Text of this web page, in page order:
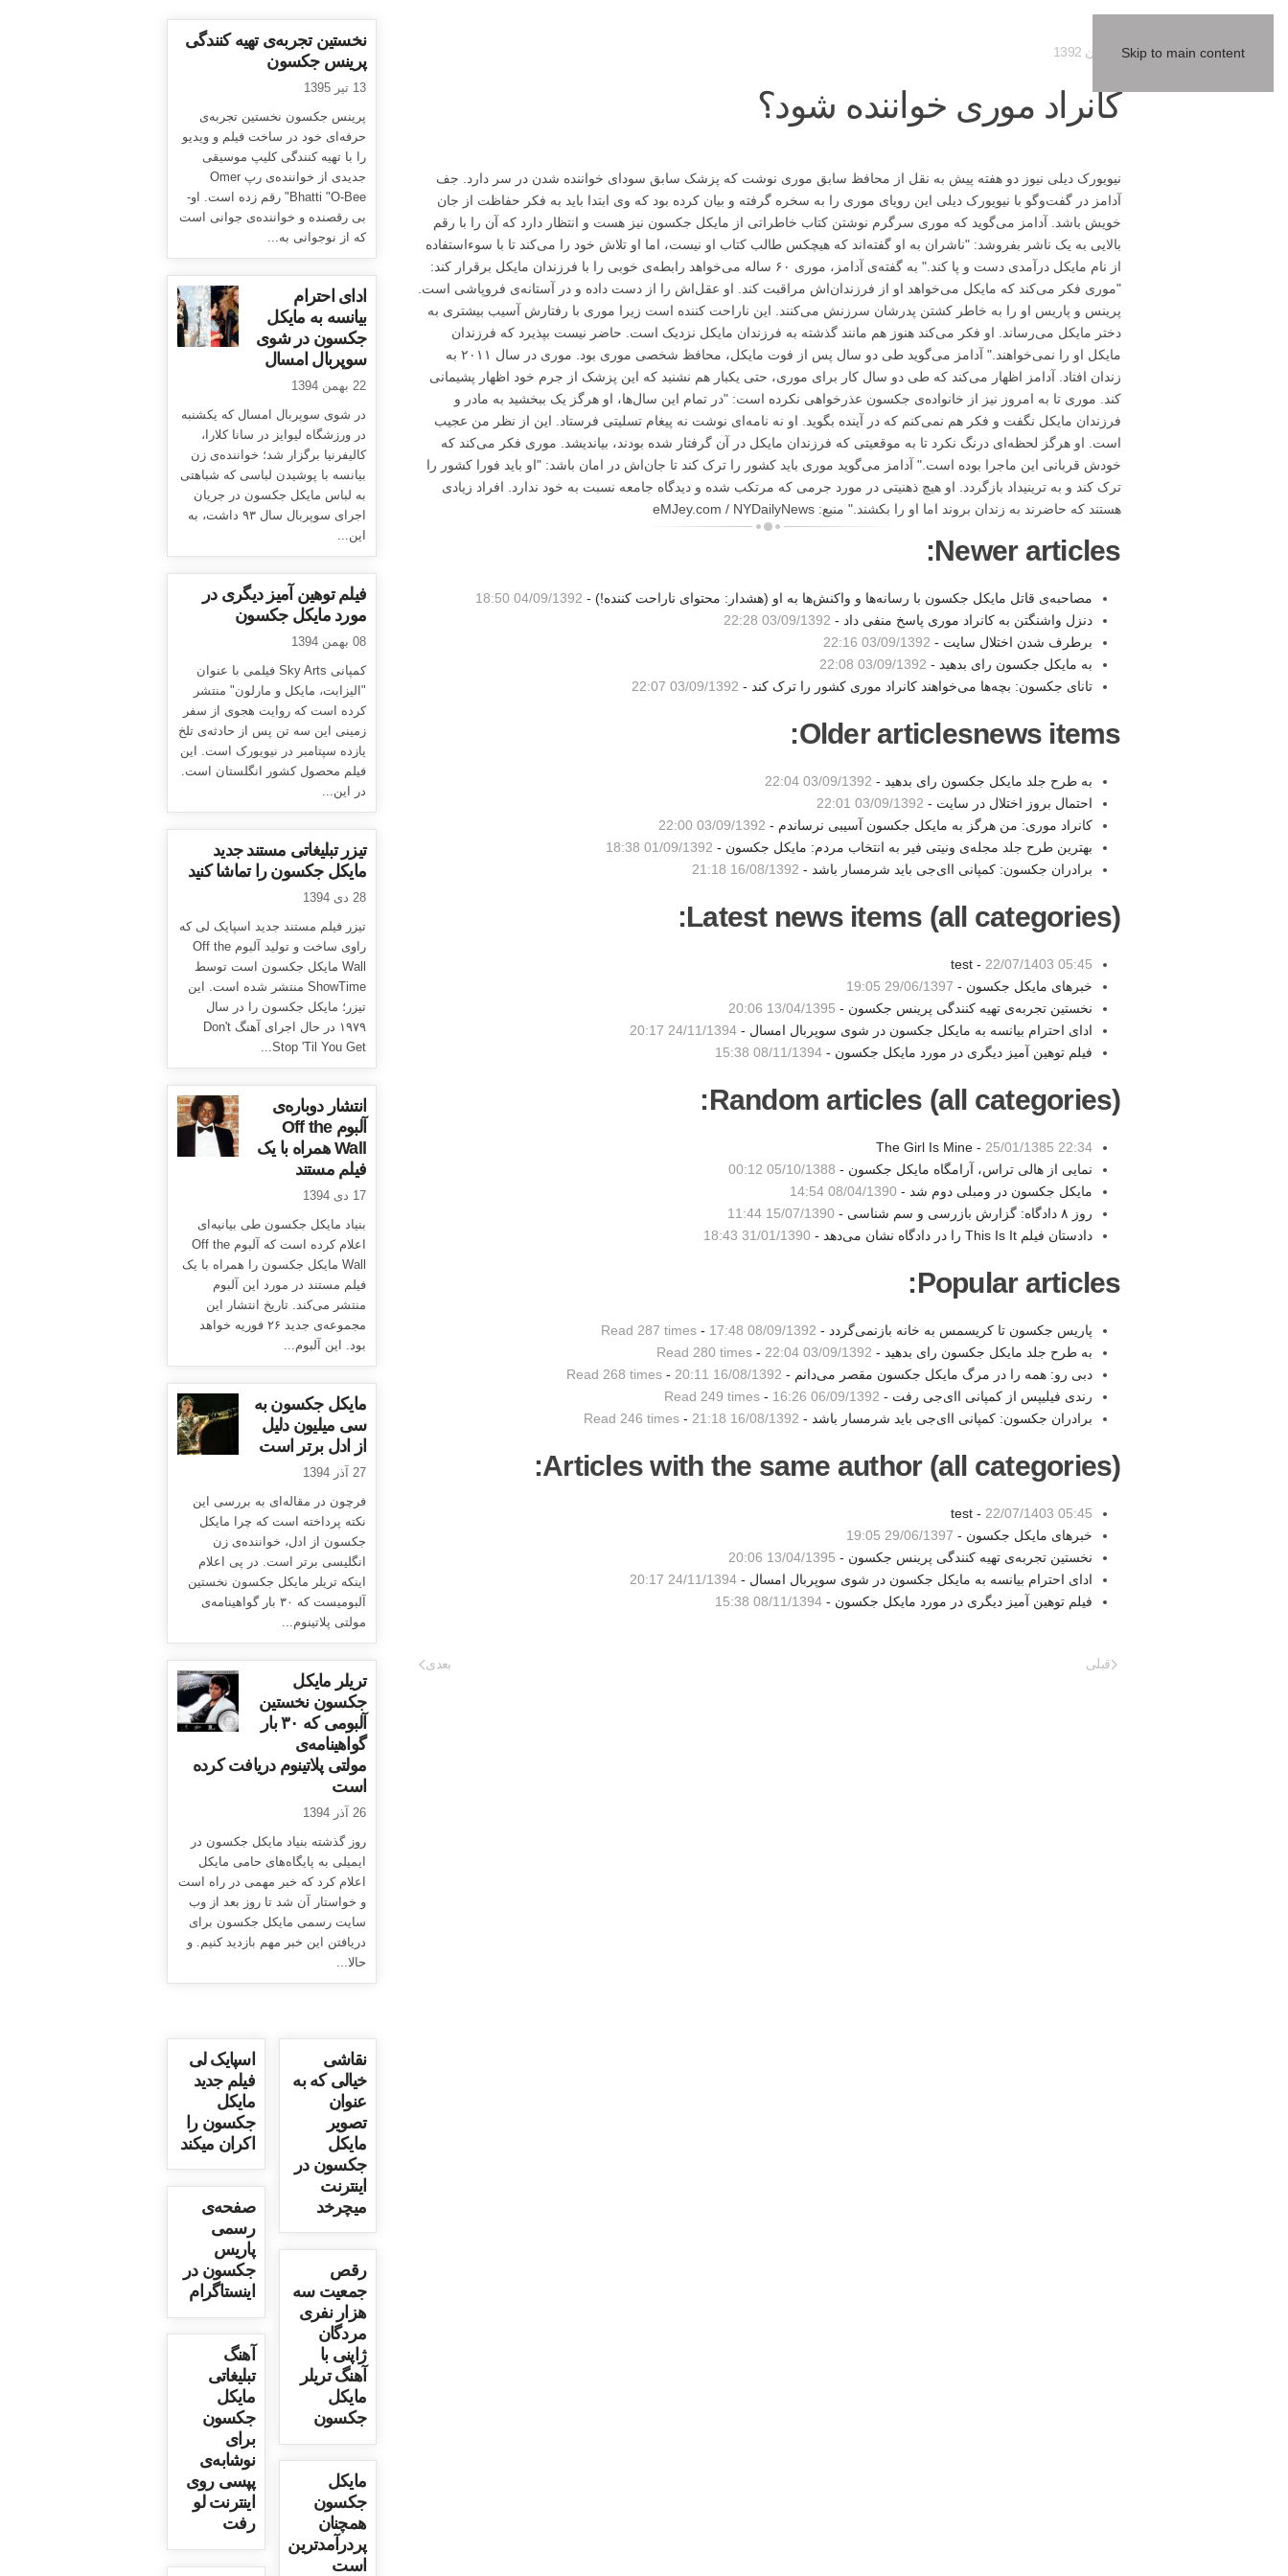
Skip to main content
کانراد موری خواننده شود؟
نیویورک دیلی نیوز دو هفته پیش به نقل از محافظ سابق موری نوشت که پزشک سابق سودای خواننده شدن در سر دارد. جف
آدامز در گفت‌و‌گو با نیویورک دیلی این رویای موری را به سخره گرفته و بیان کرده بود که وی ابتدا باید به فکر حفاظت از جان
خویش باشد. آدامز می‌گوید که موری سرگرم نوشتن کتاب خاطراتی از مایکل جکسون نیز هست و انتظار دارد که آن را با رقم
بالایی به یک ناشر بفروشد: "ناشران به او گفته‌اند که هیچکس طالب کتاب او نیست، اما او تلاش خود را می‌کند تا با سوءاستفاده
از نام مایکل درآمدی دست و پا کند." به گفته‌ی آدامز، موری ۶۰ ساله می‌خواهد رابطه‌ی خوبی را با فرزندان مایکل برقرار کند:
"موری فکر می‌کند که مایکل می‌خواهد او از فرزندان‌اش مراقبت کند. او عقل‌اش را از دست داده و در آستانه‌ی فروپاشی است.
پرینس و پاریس او را به خاطر کشتن پدرشان سرزنش می‌کنند. این ناراحت کننده است زیرا موری با رفتارش آسیب بیشتری به
دختر مایکل می‌رساند. او فکر می‌کند هنوز هم مانند گذشته به فرزندان مایکل نزدیک است. حاضر نیست بپذیرد که فرزندان
مایکل او را نمی‌خواهند." آدامز می‌گوید طی دو سال پس از فوت مایکل، محافظ شخصی موری بود. موری در سال ۲۰۱۱ به
زندان افتاد. آدامز اظهار می‌کند که طی دو سال کار برای موری، حتی یکبار هم نشنید که این پزشک از جرم خود اظهار پشیمانی
کند. موری تا به امروز نیز از خانواده‌ی جکسون عذرخواهی نکرده است: "در تمام این سال‌ها، او هرگز یک ببخشید به مادر و
فرزندان مایکل نگفت و فکر هم نمی‌کنم که در آینده بگوید. او نه نامه‌ای نوشت نه پیغام تسلیتی فرستاد. این از نظر من عجیب
است. او هرگز لحظه‌ای درنگ نکرد تا به موقعیتی که فرزندان مایکل در آن گرفتار شده بودند، بیاندیشد. موری فکر می‌کند که
خودش قربانی این ماجرا بوده است." آدامز می‌گوید موری باید کشور را ترک کند تا جان‌اش در امان باشد: "او باید فورا کشور را
ترک کند و به ترینیداد بازگردد. او هیچ ذهنیتی در مورد جرمی که مرتکب شده و دیدگاه جامعه نسبت به خود ندارد. افراد زیادی
هستند که حاضرند به زندان بروند اما او را بکشند." منبع: eMJey.com / NYDailyNews
Newer articles:
مصاحبه‌ی قاتل مایکل جکسون با رسانه‌ها و واکنش‌ها به او (هشدار: محتوای ناراحت کننده!) - 04/09/1392 18:50
دنزل واشنگتن به کانراد موری پاسخ منفی داد - 03/09/1392 22:28
برطرف شدن اختلال سایت - 03/09/1392 22:16
به مایکل جکسون رای بدهید - 03/09/1392 22:08
تانای جکسون: بچه‌ها می‌خواهند کانراد موری کشور را ترک کند - 03/09/1392 22:07
Older articlesnews items:
به طرح جلد مایکل جکسون رای بدهید - 03/09/1392 22:04
احتمال بروز اختلال در سایت - 03/09/1392 22:01
کانراد موری: من هرگز به مایکل جکسون آسیبی نرساندم - 03/09/1392 22:00
بهترین طرح جلد مجله‌ی ونیتی فیر به انتخاب مردم: مایکل جکسون - 01/09/1392 18:38
برادران جکسون: کمپانی اای‌جی باید شرمسار باشد - 16/08/1392 21:18
Latest news items (all categories):
test - 22/07/1403 05:45
خبرهای مایکل جکسون - 29/06/1397 19:05
نخستین تجربه‌ی تهیه کنندگی پرینس جکسون - 13/04/1395 20:06
ادای احترام بیانسه به مایکل جکسون در شوی سوپربال امسال -24/11/1394 20:17
فیلم توهین آمیز دیگری در مورد مایکل جکسون -08/11/1394 15:38
Random articles (all categories):
The Girl Is Mine - 25/01/1385 22:34
نمایی از هالی تراس، آرامگاه مایکل جکسون - 05/10/1388 00:12
مایکل جکسون در ومبلی دوم شد - 08/04/1390 14:54
روز ۸ دادگاه: گزارش بازرسی و سم شناسی -
15/07/1390 11:44
دادستان فیلم This Is It را در دادگاه نشان می‌دهد -
31/01/1390 18:43
Popular articles:
پاریس جکسون تا کریسمس به خانه بازنمی‌گردد - 08/09/1392 17:48
-
Read 287 times
به طرح جلد مایکل جکسون رای بدهید - 03/09/1392 22:04
-
Read 280 times
دبی رو: همه را در مرگ مایکل جکسون مقصر می‌دانم - 16/08/1392 20:11
-
Read 268 times
رندی فیلیپس از کمپانی اای‌جی رفت - 06/09/1392 16:26
-
Read 249 times
برادران جکسون: کمپانی اای‌جی باید شرمسار باشد - 16/08/1392 21:18
-
Read 246 times
Articles with the same author (all categories):
test - 22/07/1403 05:45
خبرهای مایکل جکسون - 29/06/1397 19:05
نخستین تجربه‌ی تهیه کنندگی پرینس جکسون - 13/04/1395 20:06
ادای احترام بیانسه به مایکل جکسون در شوی سوپربال امسال -24/11/1394 20:17
فیلم توهین آمیز دیگری در مورد مایکل جکسون -08/11/1394 15:38
قبلی بعدی
نخستین تجربه‌ی تهیه کنندگی
پرینس جکسون
13 تیر 1395
پرینس جکسون نخستین تجربه‌ی
حرفه‌ای خود در ساخت فیلم و ویدیو
را با تهیه کنندگی کلیپ موسیقی
جدیدی از خواننده‌ی رپ Omer
Bhatti "O-Bee" رقم زده است. او-
بی رقصنده و خواننده‌ی جوانی است
که از نوجوانی به...
ادای احترام
بیانسه به مایکل
جکسون در شوی
سوپربال امسال
22 بهمن 1394
در شوی سوپربال امسال که یکشنبه
در ورزشگاه لیوایز در سانا کلارا،
کالیفرنیا برگزار شد؛ خواننده‌ی زن
بیانسه با پوشیدن لباسی که شباهتی
به لباس مایکل جکسون در جریان
اجرای سوپربال سال ۹۳ داشت، به
این...
فیلم توهین آمیز دیگری در
مورد مایکل جکسون
08 بهمن 1394
کمپانی Sky Arts فیلمی با عنوان
"الیزابت، مایکل و مارلون" منتشر
کرده است که روایت هجوی از سفر
زمینی این سه تن پس از حادثه‌ی تلخ
یازده سپتامبر در نیویورک است. این
فیلم محصول کشور انگلستان است.
در این...
تیزر تبلیغاتی مستند جدید
مایکل جکسون را تماشا کنید
28 دی 1394
تیزر فیلم مستند جدید اسپایک لی که
راوی ساخت و تولید آلبوم Off the
Wall مایکل جکسون است توسط
ShowTime منتشر شده است. این
تیزر؛ مایکل جکسون را در سال
۱۹۷۹ در حال اجرای آهنگ Don't
Stop 'Til You Get...
انتشار دوباره‌ی
آلبوم Off the
Wall همراه با یک
فیلم مستند
17 دی 1394
بنیاد مایکل جکسون طی بیانیه‌ای
اعلام کرده است که آلبوم Off the
Wall مایکل جکسون را همراه با یک
فیلم مستند در مورد این آلبوم
منتشر می‌کند. تاریخ انتشار این
مجموعه‌ی جدید ۲۶ فوریه خواهد
بود. این آلبوم...
مایکل جکسون به
سی میلیون دلیل
از ادل برتر است
27 آذر 1394
فرچون در مقاله‌ای به بررسی این
نکته پرداخته است که چرا مایکل
جکسون از ادل، خواننده‌ی زن
انگلیسی برتر است. در پی اعلام
اینکه تریلر مایکل جکسون نخستین
آلبومیست که ۳۰ بار گواهینامه‌ی
مولتی پلاتینوم...
تریلر مایکل
جکسون نخستین
آلبومی که ۳۰ بار
گواهینامه‌ی
مولتی پلاتینوم دریافت کرده
است
26 آذر 1394
روز گذشته بنیاد مایکل جکسون در
ایمیلی به پایگاه‌های حامی مایکل
اعلام کرد که خبر مهمی در راه است
و خواستار آن شد تا روز بعد از وب
سایت رسمی مایکل جکسون برای
دریافتن این خبر مهم بازدید کنیم. و
حالا...
اسپایک لی
فیلم جدید
مایکل
جکسون را
اکران میکند
نقاشی
خیالی که به
عنوان
تصویر
مایکل
جکسون در
اینترنت
میچرخد
صفحه‌ی
رسمی
پاریس
جکسون در
اینستاگرام
رقص
جمعیت سه
هزار نفری
مردگان
ژاپنی با
آهنگ تریلر
مایکل
جکسون
آهنگ
تبلیغاتی
مایکل
جکسون
برای
نوشابه‌ی
پپسی روی
اینترنت لو
رفت
مایکل
جکسون
همچنان
پردرآمدترین
است